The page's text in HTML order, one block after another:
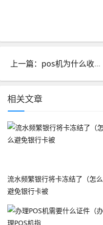
上一篇：pos机为什么收手续费_pos机为什么收手续费
相关文章
流水频繁银行将卡冻结了（怎么
避免银行卡被